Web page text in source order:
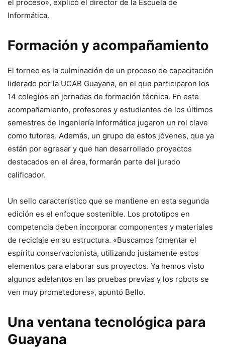
el proceso», explicó el director de la Escuela de
Informática.
Formación y acompañamiento
El torneo es la culminación de un proceso de capacitación
liderado por la UCAB Guayana, en el que participaron los
14 colegios en jornadas de formación técnica. En este
acompañamiento, profesores y estudiantes de los últimos
semestres de Ingeniería Informática jugaron un rol clave
como tutores. Además, un grupo de estos jóvenes, que ya
están por egresar y que han desarrollado proyectos
destacados en el área, formarán parte del jurado
calificador.
Un sello característico que se mantiene en esta segunda
edición es el enfoque sostenible. Los prototipos en
competencia deben incorporar componentes y materiales
de reciclaje en su estructura. «Buscamos fomentar el
espíritu conservacionista, utilizando justamente estos
elementos para elaborar sus proyectos. Ya hemos visto
algunos adelantos en las pruebas previas y los robots se
ven muy prometedores», apuntó Bello.
Una ventana tecnológica para
Guayana